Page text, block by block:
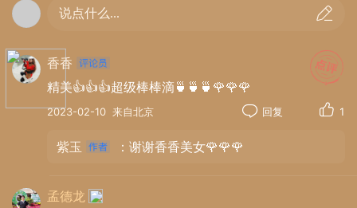
说点什么...
香香
精美👍👍👍超级棒棒滴🍵🍵🍵🌹🌹🌹
2023-02-10 来自北京 回复 1
紫玉 ：谢谢香香美女🌹🌹🌹
孟德龙